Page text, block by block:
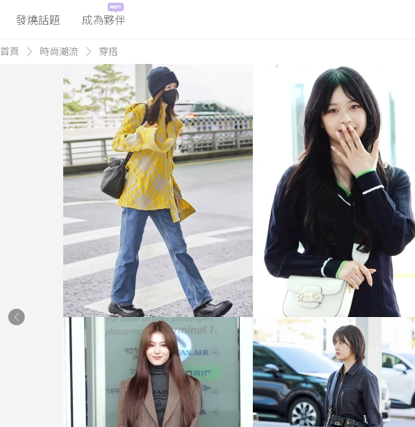
發燒話題 成為夥伴
首頁 時尚潮流 穿搭